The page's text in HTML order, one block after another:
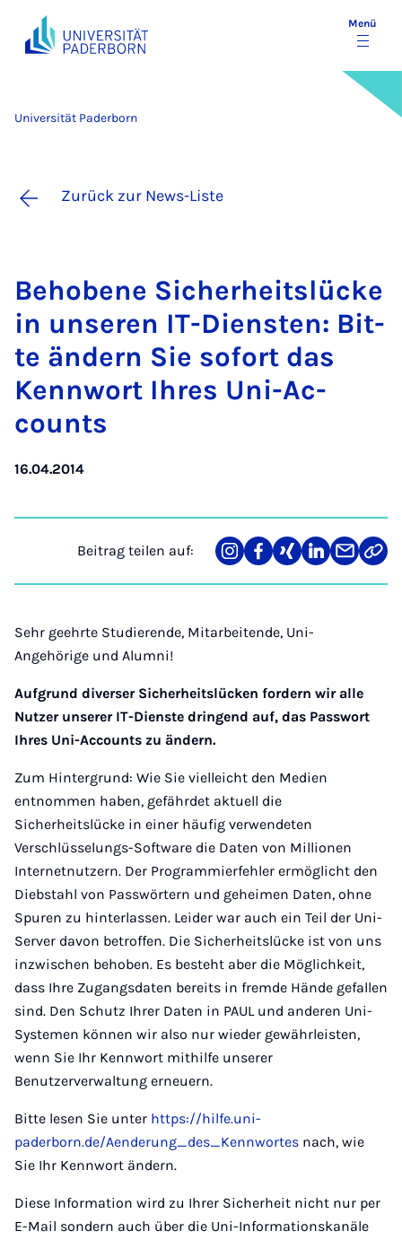
Menü
Universität Paderborn
Zurück zur News-Liste
Be­ho­be­ne Si­cher­heits­lü­cke
in un­se­ren IT-Diens­ten: Bit­
te än­dern Sie so­fort das
Kenn­wort Ih­res Uni-Ac­
counts
16.04.2014
Beitrag teilen auf:
Teilen
auf
Teilen
auf
Teilen
auf
Teilen
auf
Teilen
über
Link
Sehr geehrte Studierende, Mitarbeitende, Uni-
Angehörige und Alumni!
Aufgrund diverser Sicherheitslücken fordern wir alle
Nutzer unserer IT-Dienste dringend auf, das Passwort
Ihres Uni-Accounts zu ändern.
Zum Hintergrund: Wie Sie vielleicht den Medien
entnommen haben, gefährdet aktuell die
Sicherheitslücke in einer häufig verwendeten
Verschlüsselungs-Software die Daten von Millionen
Internetnutzern. Der Programmierfehler ermöglicht den
Diebstahl von Passwörtern und geheimen Daten, ohne
Spuren zu hinterlassen. Leider war auch ein Teil der Uni-
Server davon betroffen. Die Sicherheitslücke ist von uns
inzwischen behoben. Es besteht aber die Möglichkeit,
dass Ihre Zugangsdaten bereits in fremde Hände gefallen
sind. Den Schutz Ihrer Daten in PAUL und anderen Uni-
Systemen können wir also nur wieder gewährleisten,
wenn Sie Ihr Kennwort mithilfe unserer
Benutzerverwaltung erneuern.
Bitte lesen Sie unter https://hilfe.uni-
paderborn.de/Aenderung_des_Kennwortes nach, wie
Sie Ihr Kennwort ändern.
Diese Information wird zu Ihrer Sicherheit nicht nur per
E-Mail sondern auch über die Uni-Informationskanäle